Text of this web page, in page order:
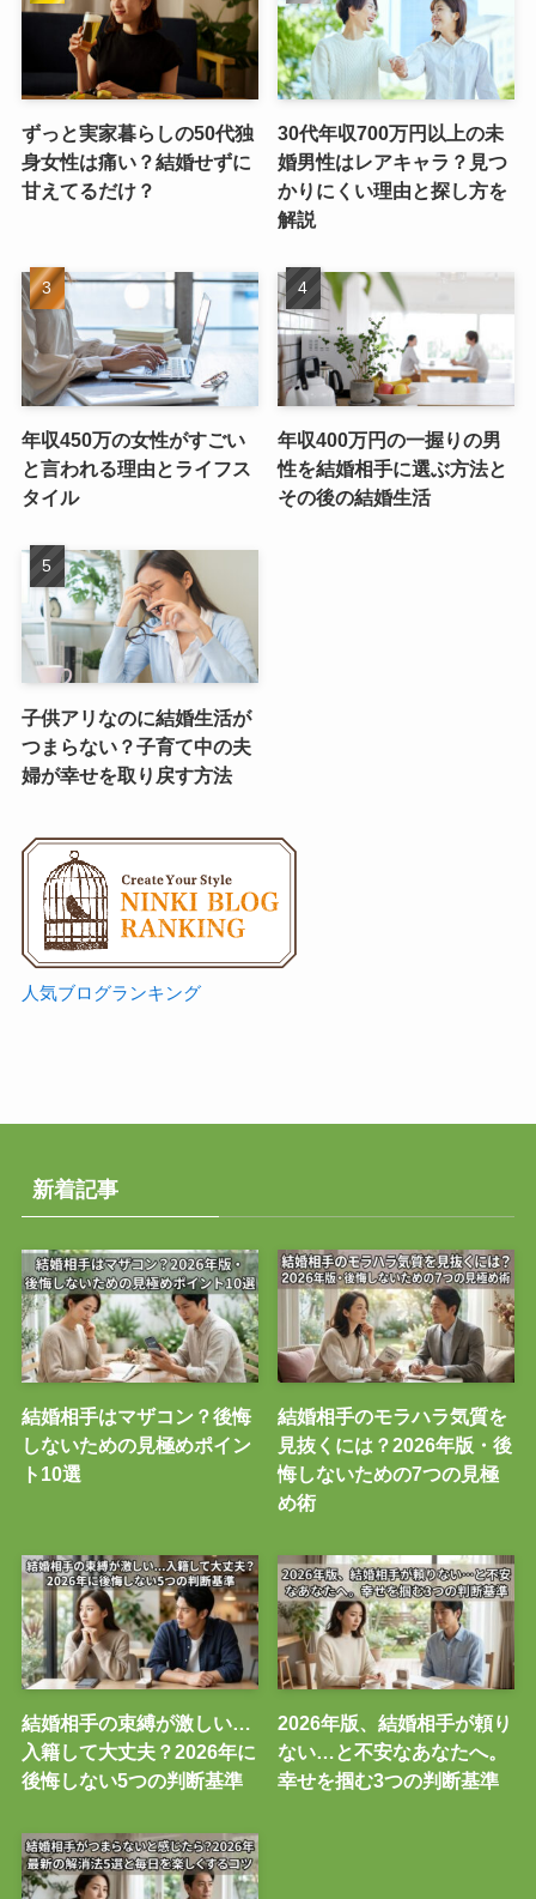
ずっと実家暮らしの50代独
身女性は痛い？結婚せずに
甘えてるだけ？
30代年収700万円以上の未
婚男性はレアキャラ？見つ
かりにくい理由と探し方を
解説
年収450万の女性がすごい
と言われる理由とライフス
タイル
年収400万円の一握りの男
性を結婚相手に選ぶ方法と
その後の結婚生活
子供アリなのに結婚生活が
つまらない？子育て中の夫
婦が幸せを取り戻す方法
人気ブログランキング
新着記事
結婚相手はマザコン？後悔
しないための見極めポイン
ト10選
結婚相手のモラハラ気質を
見抜くには？2026年版・後
悔しないための7つの見極
め術
結婚相手の束縛が激しい…
入籍して大丈夫？2026年に
後悔しない5つの判断基準
2026年版、結婚相手が頼り
ない…と不安なあなたへ。
幸せを掴む3つの判断基準